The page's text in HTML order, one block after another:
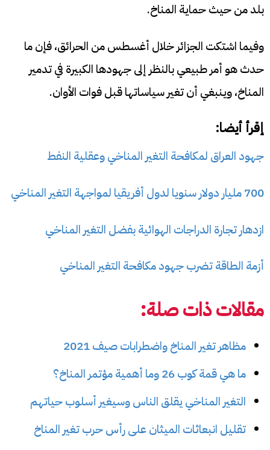
بلد من حيث حماية المناخ.
وفيما اشتكت الجزائر خلال أغسطس من الحرائق، فإن ما
حدث هو أمر طبيعي بالنظر إلى جهودها الكبيرة في تدمير
المناخ، وينبغي أن تغير سياساتها قبل فوات الأوان.
إقرأ أيضا:
جهود العراق لمكافحة التغير المناخي وعقلية النفط
700 مليار دولار سنويا لدول أفريقيا لمواجهة التغير المناخي
ازدهار تجارة الدراجات الهوائية بفضل التغير المناخي
أزمة الطاقة تضرب جهود مكافحة التغير المناخي
مقالات ذات صلة:
مظاهر تغير المناخ واضطرابات صيف 2021
ما هي قمة كوب 26 وما أهمية مؤتمر المناخ؟
التغير المناخي يقلق الناس وسيغير أسلوب حياتهم
تقليل انبعاثات الميثان على رأس حرب تغير المناخ